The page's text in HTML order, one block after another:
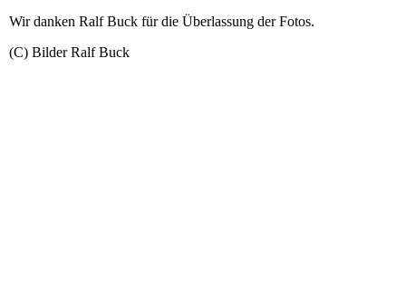
Wir danken Ralf Buck für die Überlassung der Fotos.
(C) Bilder Ralf Buck